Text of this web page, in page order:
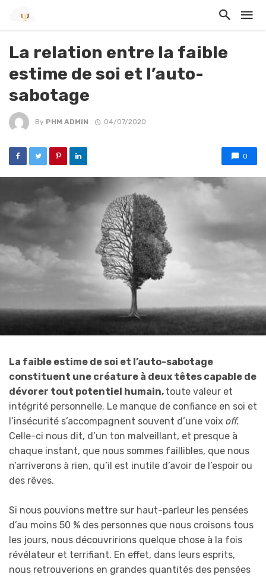
La relation entre la faible
estime de soi et l’auto-
sabotage
By PHM ADMIN 04/07/2020
0
La faible estime de soi et l’auto-sabotage
constituent une créature à deux têtes capable de
dévorer tout potentiel humain, toute valeur et
intégrité personnelle. Le manque de confiance en soi et
l’insécurité s’accompagnent souvent d’une voix off.
Celle-ci nous dit, d’un ton malveillant, et presque à
chaque instant, que nous sommes faillibles, que nous
n’arriverons à rien, qu’il est inutile d’avoir de l’espoir ou
des rêves.
Si nous pouvions mettre sur haut-parleur les pensées
d’au moins 50 % des personnes que nous croisons tous
les jours, nous découvririons quelque chose à la fois
révélateur et terrifiant. En effet, dans leurs esprits,
nous retrouverions en grandes quantités des pensées